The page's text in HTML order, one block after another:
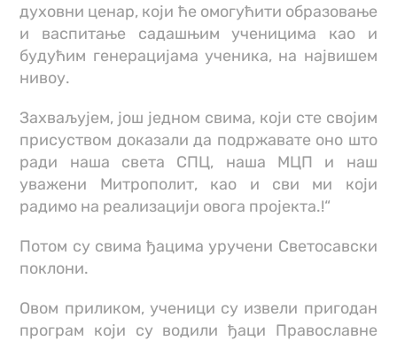
духовни ценар, који ће омогућити образовање
и васпитање садашњим ученицима као и
будућим генерацијама ученика, на највишем
нивоу.
Захваљујем, још једном свима, који сте својим
присуством доказали да подржавате оно што
ради наша света СПЦ, наша МЦП и наш
уважени Митрополит, као и сви ми који
радимо на реализацији овога пројекта.!“
Потом су свима ђацима уручени Светосавски
поклони.
Овом приликом, ученици су извели пригодан
програм који су водили ђаци Православне